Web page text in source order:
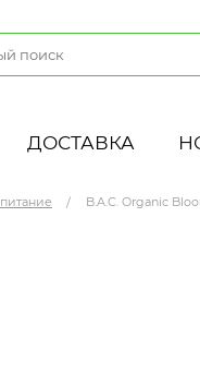
ДОСТАВКА
B.A.C. Organic